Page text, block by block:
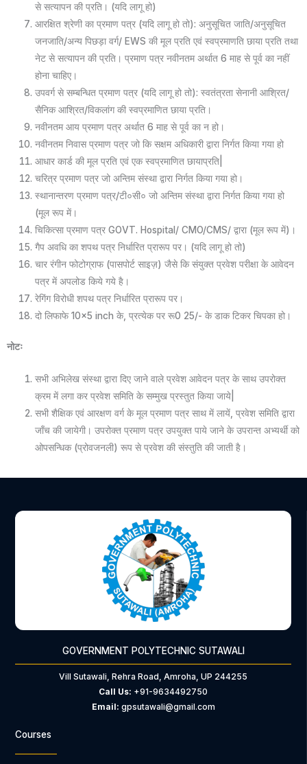
से सत्यापन की प्रति। (यदि लागू हो)
आरक्षित श्रेणी का प्रमाण पत्र (यदि लागू हो तो): अनुसूचित जाति/अनुसूचित
जनजाति/अन्य पिछड़ा वर्ग/ EWS की मूल प्रति एवं स्वप्रमाणति छाया प्रति तथा
नेट से सत्यापन की प्रति। प्रमाण पत्र नवीनतम अर्थात 6 माह से पूर्व का नहीं
होना चाहिए।
उपवर्ग से सम्बन्धित प्रमाण पत्र (यदि लागू हो तो): स्वतंत्रता सेनानी आश्रित/
सैनिक आश्रित/विकलांग की स्वप्रमाणित छाया प्रति।
नवीनतम आय प्रमाण पत्र अर्थात 6 माह से पूर्व का न हो।
नवीनतम निवास प्रमाण पत्र जो कि सक्षम अधिकारी द्वारा निर्गत किया गया हो
आधार कार्ड की मूल प्रति एवं एक स्वप्रमाणित छायाप्रति|
चरित्र प्रमाण पत्र जो अन्तिम संस्था द्वारा निर्गत किया गया हो।
स्थानान्तरण प्रमाण पत्र/टी०सी० जो अन्तिम संस्था द्वारा निर्गत किया गया हो
(मूल रूप में।
चिकित्सा प्रमाण पत्र GOVT. Hospital/ CMO/CMS/ द्वारा (मूल रूप में)।
गैप अवधि का शपथ पत्र निर्धारित प्रारूप पर। (यदि लागू हो तो)
चार रंगीन फोटोग्राफ (पासपोर्ट साइज़) जैसे कि संयुक्त प्रवेश परीक्षा के आवेदन
पत्र में अपलोड किये गये है।
रेगिंग विरोधी शपथ पत्र निर्धारित प्रारूप पर।
दो लिफाफे 10×5 inch के, प्रत्येक पर रू0 25/- के डाक टिकर चिपका हो।
नोटः
सभी अभिलेख संस्था द्वारा दिए जाने वाले प्रवेश आवेदन पत्र के साथ उपरोक्त
क्रम में लगा कर प्रवेश समिति के सम्मुख प्रस्तुत किया जाये|
सभी शैक्षिक एवं आरक्षण वर्ग के मूल प्रमाण पत्र साथ में लायें, प्रवेश समिति द्वारा
जाँच की जायेगी। उपरोक्त प्रमाण पत्र उपयुक्त पाये जाने के उपरान्त अभ्यर्थी को
ओपसन्धिक (प्रोवजनली) रूप से प्रवेश की संस्तुति की जाती है।
GOVERNMENT POLYTECHNIC SUTAWALI
Vill Sutawali, Rehra Road, Amroha, UP 244255
Call Us: +91-9634492750
Email: gpsutawali@gmail.com
Courses